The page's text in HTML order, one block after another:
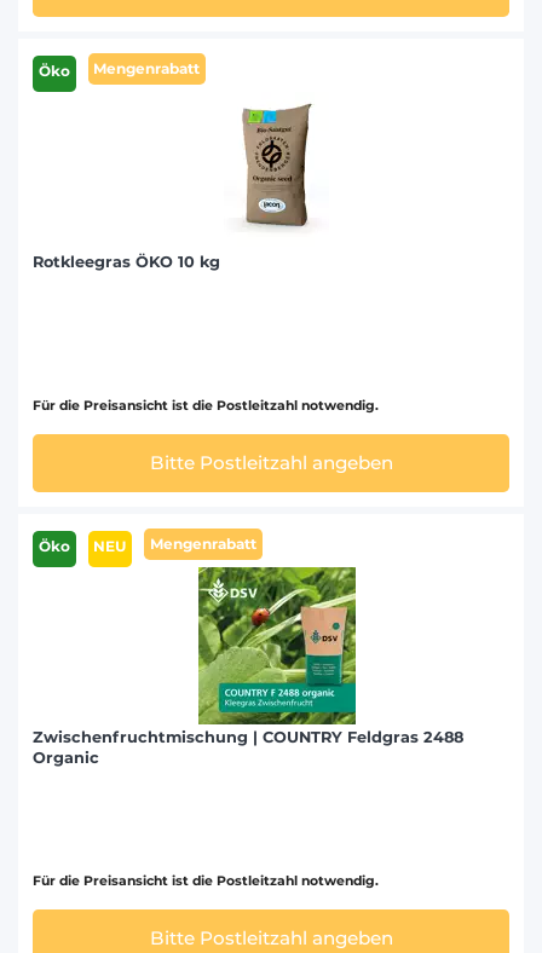
Öko Mengenrabatt
Rotkleegras ÖKO 10 kg
Für die Preisansicht ist die Postleitzahl notwendig.
Bitte Postleitzahl angeben
Öko NEU Mengenrabatt
Zwischenfruchtmischung | COUNTRY Feldgras 2488
Organic
Für die Preisansicht ist die Postleitzahl notwendig.
Bitte Postleitzahl angeben